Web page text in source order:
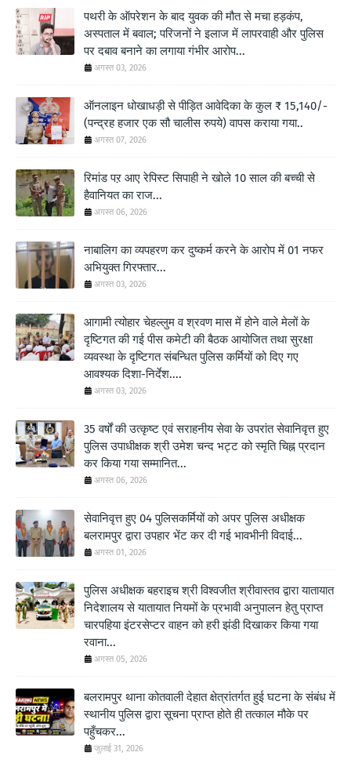
पथरी के ऑपरेशन के बाद युवक की मौत से मचा हड़कंप,
अस्पताल में बवाल; परिजनों ने इलाज में लापरवाही और पुलिस
पर दबाव बनाने का लगाया गंभीर आरोप...
अगस्त 03, 2026
ऑनलाइन धोखाधड़ी से पीड़ित आवेदिका के कुल ₹ 15,140/-
(पन्द्रह हजार एक सौ चालीस रुपये) वापस कराया गया..
अगस्त 07, 2026
रिमांड पऱ आए रेपिस्ट सिपाही ने खोले 10 साल की बच्ची से
हैवानियत का राज...
अगस्त 06, 2026
नाबालिग का व्यपहरण कर दुष्कर्म करने के आरोप में 01 नफर
अभियुक्त गिरफ्तार...
अगस्त 03, 2026
आगामी त्योहार चेहल्लुम व श्रवण मास में होने वाले मेलों के
दृष्टिगत की गई पीस कमेटी की बैठक आयोजित तथा सुरक्षा
व्यवस्था के दृष्टिगत संबन्धित पुलिस कर्मियों को दिए गए
आवश्यक दिशा-निर्देश....
अगस्त 03, 2026
35 वर्षों की उत्कृष्ट एवं सराहनीय सेवा के उपरांत सेवानिवृत्त हुए
पुलिस उपाधीक्षक श्री उमेश चन्द भट्ट को स्मृति चिह्न प्रदान
कर किया गया सम्मानित...
अगस्त 06, 2026
सेवानिवृत्त हुए 04 पुलिसकर्मियों को अपर पुलिस अधीक्षक
बलरामपुर द्वारा उपहार भेंट कर दी गई भावभीनी विदाई...
अगस्त 01, 2026
पुलिस अधीक्षक बहराइच श्री विश्वजीत श्रीवास्तव द्वारा यातायात
निदेशालय से यातायात नियमों के प्रभावी अनुपालन हेतु प्राप्त
चारपहिया इंटरसेप्टर वाहन को हरी झंडी दिखाकर किया गया
रवाना...
अगस्त 05, 2026
बलरामपुर थाना कोतवाली देहात क्षेत्रांतर्गत हुई घटना के संबंध में
स्थानीय पुलिस द्वारा सूचना प्राप्त होते ही तत्काल मौके पर
पहुँचकर...
जुलाई 31, 2026